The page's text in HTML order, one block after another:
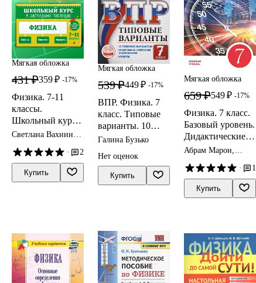
Мягкая обложка
431 ₽359 ₽ -17%
Физика. 7-11
классы.
Школьный курс в
наглядных
Светлана Вахнина,
·
2
Купить
Мягкая обложка
539 ₽449 ₽ -17%
ВПР. Физика. 7
класс. Типовые
варианты. 10
типовых
Подробные
критерии
оценивания.
Галина Бузько
Нет оценок
Купить
Мягкая обложка
659 ₽549 ₽ -17%
Физика. 7 класс.
Базовый уровень.
Дидактические
материалы к
Перышкина, А.И.
Иванова
Абрам Марон,
·
1
Купить